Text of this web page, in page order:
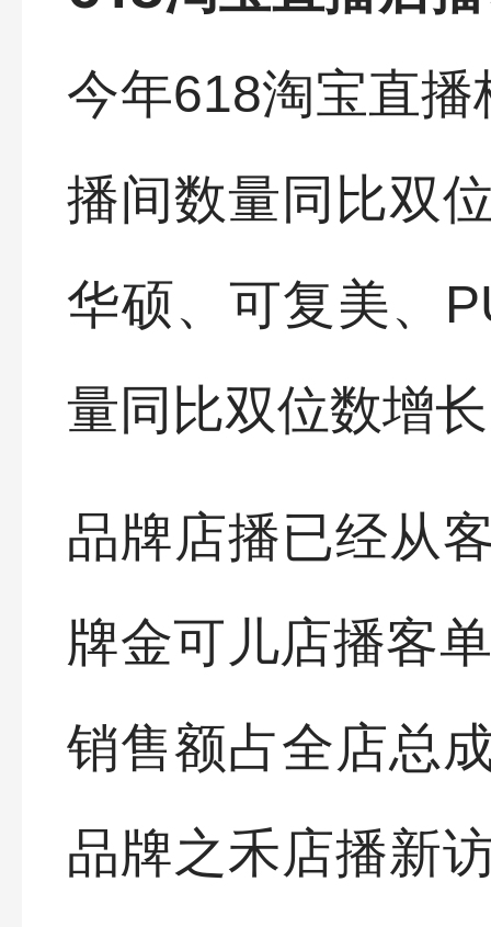
今年618淘宝直
播间数量同比双
华硕、可复美、
量同比双位数增
品牌店播已经从
牌金可儿店播客
销售额占全店总
品牌之禾店播新